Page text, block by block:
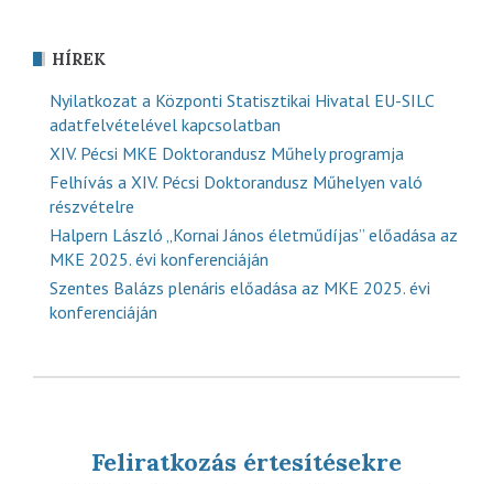
HÍREK
Nyilatkozat a Központi Statisztikai Hivatal EU-SILC
adatfelvételével kapcsolatban
XIV. Pécsi MKE Doktorandusz Műhely programja
Felhívás a XIV. Pécsi Doktorandusz Műhelyen való
részvételre
Halpern László „Kornai János életműdíjas” előadása az
MKE 2025. évi konferenciáján
Szentes Balázs plenáris előadása az MKE 2025. évi
konferenciáján
Feliratkozás értesítésekre